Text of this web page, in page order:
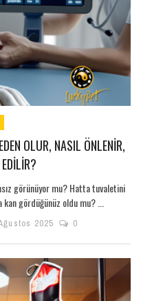
OLUR, NASIL ÖNLENIR,
görünüyor mu? Hatta tuvaletini
gördüğünüz oldu mu? ...
2025 0